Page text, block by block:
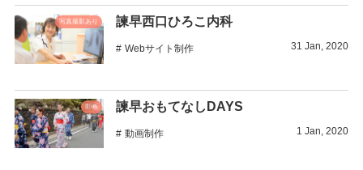
写真撮影あり 諫早西口ひろこ内科
Webサイト制作 31 Jan ,2020
動画 諫早おもてなしDAYS
動画制作 1 Jan ,2020